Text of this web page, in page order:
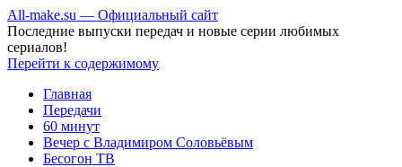
All-make.su — Официальный сайт
Последние выпуски передач и новые серии любимых
сериалов!
Перейти к содержимому
Главная
Передачи
60 минут
Вечер с Владимиром Соловьёвым
Бесогон ТВ